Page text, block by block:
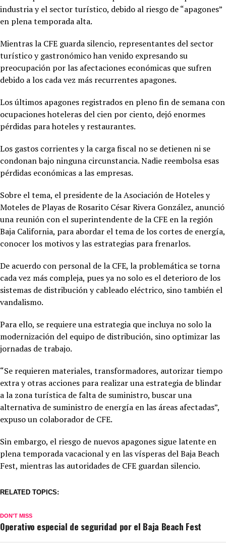
industria y el sector turístico, debido al riesgo de “apagones”
en plena temporada alta.
Mientras la CFE guarda silencio, representantes del sector
turístico y gastronómico han venido expresando su
preocupación por las afectaciones económicas que sufren
debido a los cada vez más recurrentes apagones.
Los últimos apagones registrados en pleno fin de semana con
ocupaciones hoteleras del cien por ciento, dejó enormes
pérdidas para hoteles y restaurantes.
Los gastos corrientes y la carga fiscal no se detienen ni se
condonan bajo ninguna circunstancia. Nadie reembolsa esas
pérdidas económicas a las empresas.
Sobre el tema, el presidente de la Asociación de Hoteles y
Moteles de Playas de Rosarito César Rivera González, anunció
una reunión con el superintendente de la CFE en la región
Baja California, para abordar el tema de los cortes de energía,
conocer los motivos y las estrategias para frenarlos.
De acuerdo con personal de la CFE, la problemática se torna
cada vez más compleja, pues ya no solo es el deterioro de los
sistemas de distribución y cableado eléctrico, sino también el
vandalismo.
Para ello, se requiere una estrategia que incluya no solo la
modernización del equipo de distribución, sino optimizar las
jornadas de trabajo.
“Se requieren materiales, transformadores, autorizar tiempo
extra y otras acciones para realizar una estrategia de blindar
a la zona turística de falta de suministro, buscar una
alternativa de suministro de energía en las áreas afectadas”,
expuso un colaborador de CFE.
Sin embargo, el riesgo de nuevos apagones sigue latente en
plena temporada vacacional y en las vísperas del Baja Beach
Fest, mientras las autoridades de CFE guardan silencio.
RELATED TOPICS:
DON'T MISS
Operativo especial de seguridad por el Baja Beach Fest